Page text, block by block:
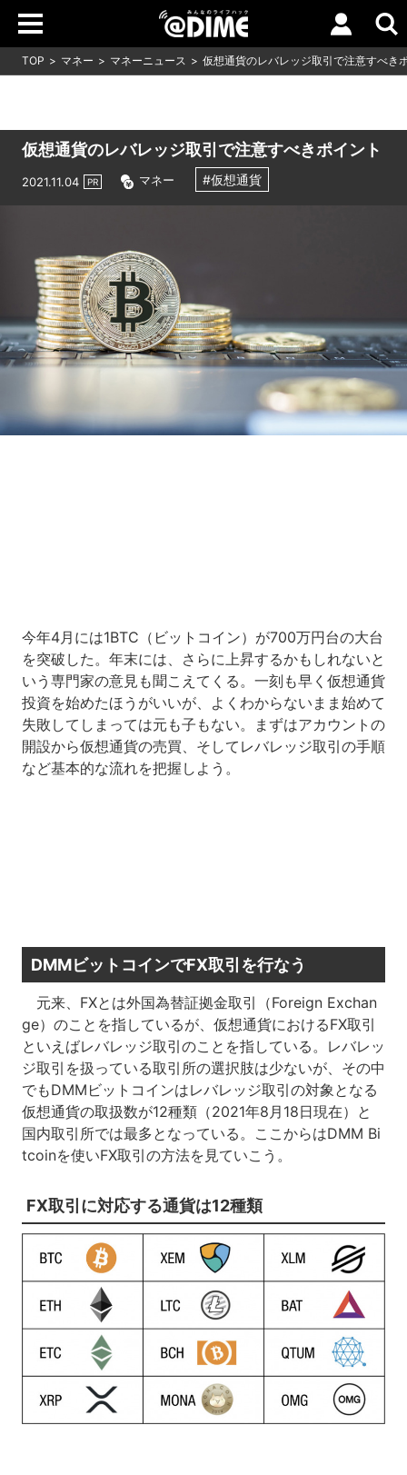
TOP マネー マネーニュース 仮想通貨のレバレッジ取引で注意すべき
仮想通貨のレバレッジ取引で注意すべきポイント
2021.11.04 PR マネー #仮想通貨
今年4月には1BTC（ビットコイン）が700万円台の大台
を突破した。年末には、さらに上昇するかもしれないと
いう専門家の意見も聞こえてくる。一刻も早く仮想通貨
投資を始めたほうがいいが、よくわからないまま始めて
失敗してしまっては元も子もない。まずはアカウントの
開設から仮想通貨の売買、そしてレバレッジ取引の手順
など基本的な流れを把握しよう。
DMMビットコインでFX取引を行なう
元来、FXとは外国為替証拠金取引（Foreign Exchan
ge）のことを指しているが、仮想通貨におけるFX取引
といえばレバレッジ取引のことを指している。レバレッ
ジ取引を扱っている取引所の選択肢は少ないが、その中
でもDMMビットコインはレバレッジ取引の対象となる
仮想通貨の取扱数が12種類（2021年8月18日現在）と
国内取引所では最多となっている。ここからはDMM Bi
tcoinを使いFX取引の方法を見ていこう。
FX取引に対応する通貨は12種類